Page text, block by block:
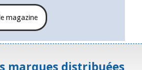
magazine